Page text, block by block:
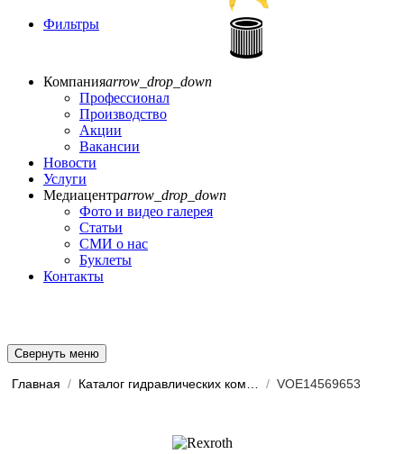
Фильтры
Компанияarrow_drop_down
Профессионал
Производство
Акции
Вакансии
Новости
Услуги
Медиацентрarrow_drop_down
Фото и видео галерея
Статьи
СМИ о нас
Буклеты
Контакты
Свернуть меню
Главная / / VOE14569653